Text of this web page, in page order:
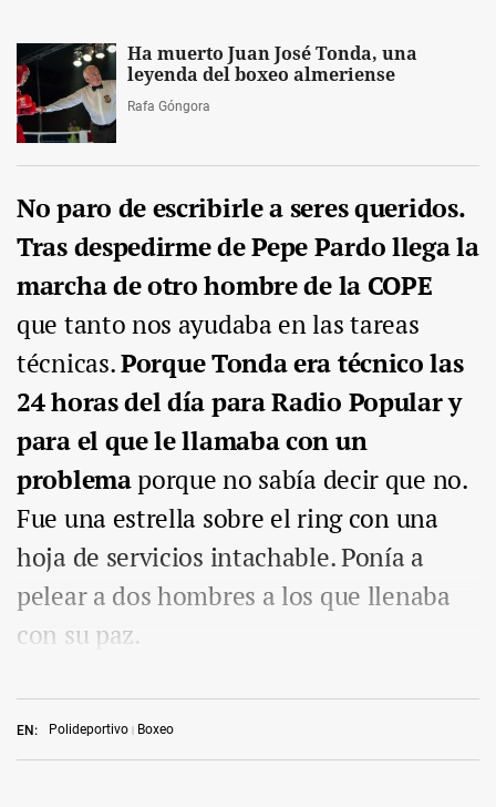
EN: Polideportivo Boxeo
Ha muerto Juan José Tonda, una
leyenda del boxeo almeriense
Rafa Góngora
No paro de escribirle a seres queridos.
Tras despedirme de Pepe Pardo llega la
marcha de otro hombre de la COPE
que tanto nos ayudaba en las tareas
técnicas.Porque Tonda era técnico las
24 horas del día para Radio Popular y
para el que le llamaba con un
problemaporque no sabía decir que no.
Fue una estrella sobre el ring con una
hoja de servicios intachable. Ponía a
pelear a dos hombres a los que llenaba
con su paz.